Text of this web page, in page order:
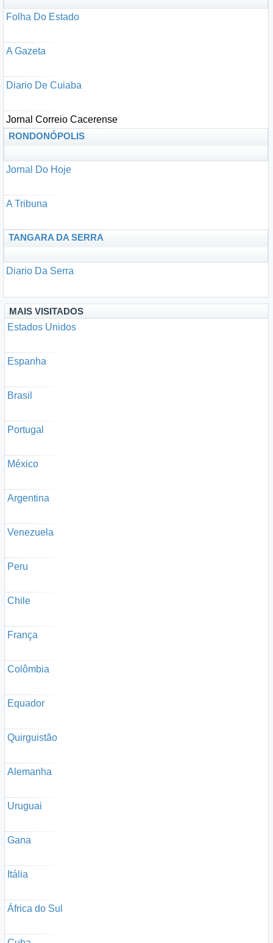
Folha Do Estado
A Gazeta
Diario De Cuiaba
Jornal Correio Cacerense
RONDONÓPOLIS
Jornal Do Hoje
A Tribuna
TANGARA DA SERRA
Diario Da Serra
MAIS VISITADOS
Estados Unidos
Espanha
Brasil
Portugal
México
Argentina
Venezuela
Peru
Chile
França
Colômbia
Equador
Quirguistão
Alemanha
Uruguai
Gana
Itália
África do Sul